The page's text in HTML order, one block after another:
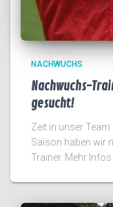
NACHWUCHS
Nachwuchs-
gesucht!
Zeit in unser
Saison haben wir
Trainer. Mehr